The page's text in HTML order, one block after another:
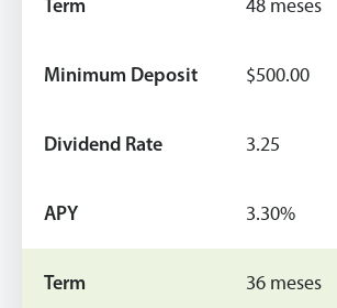
48 meses
$500.00
3.25
3.30%
36 meses